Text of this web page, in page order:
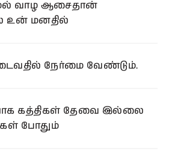
வாழ ஆசைதான்
மனதில்
நேர்மை வேண்டும்.
கத்திகள் தேவை இல்லை
போதும்